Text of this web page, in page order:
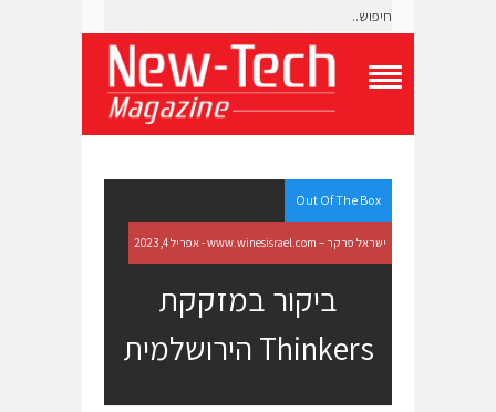
g
l
e
N
a
Out Of The Box
ישראל פרקר – www.winesisrael.com - אפריל 4, 2023
ביקור במזקקת
Thinkers הירושלמית